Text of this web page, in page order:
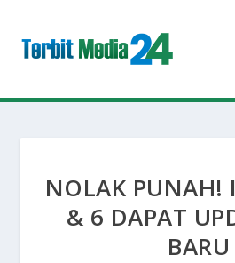
NOLAK PUNAH!
& 6 DAPAT
BARU